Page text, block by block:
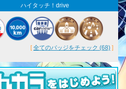
ハイタッチ！drive
[全てのバッジをチェック (68) ]